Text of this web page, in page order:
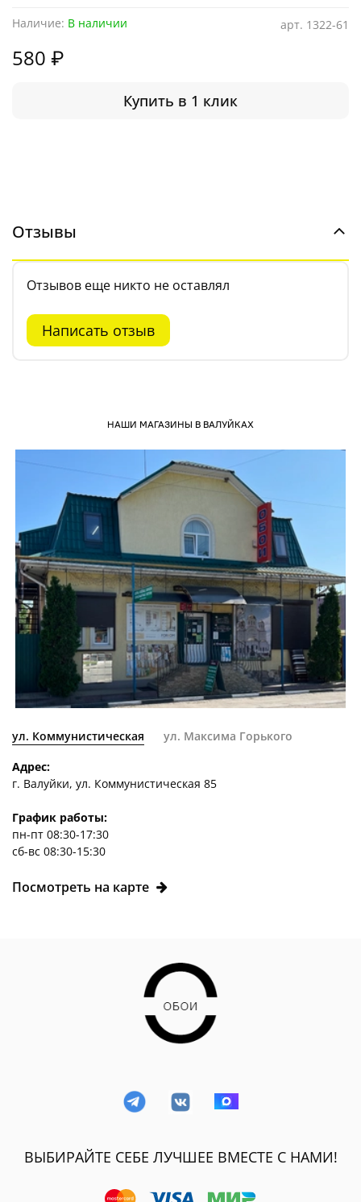
арт. 1322-61
Наличие: В наличии
580 ₽
Купить в 1 клик
Отзывы
Отзывов еще никто не оставлял
Написать отзыв
НАШИ МАГАЗИНЫ В ВАЛУЙКАХ
ул. Коммунистическая ул. Максима Горького
Адрес:
г. Валуйки, ул. Коммунистическая 85
График работы:
пн-пт 08:30-17:30
сб-вс 08:30-15:30
Посмотреть на карте
ВЫБИРАЙТЕ СЕБЕ ЛУЧШЕЕ ВМЕСТЕ С НАМИ!